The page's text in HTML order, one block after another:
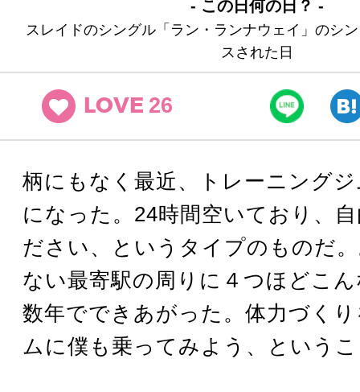
- この日何の日？ -
スレイドのシングル「ラン・ランナウェイ」のシ
スされた日
LOVE 26
柄にもなく最近、トレーニング
になった。24時間空いており、
ださい、というタイプのものだ
ない最寄駅の周りに４つほどこ
数年でできあがった。体力づく
ムに僕も乗ってみよう、という